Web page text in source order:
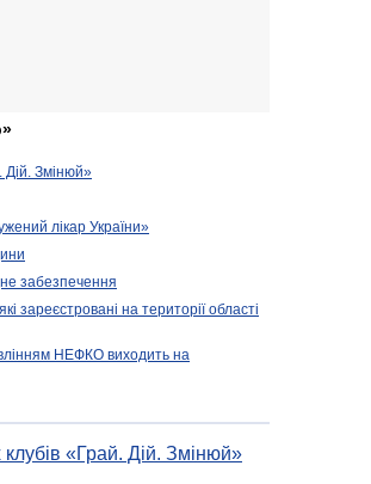
Дій. Змінюй»
лікар України»
забезпечення
зареєстровані на території області
НЕФКО виходить на
клубів «Грай. Дій. Змінюй»